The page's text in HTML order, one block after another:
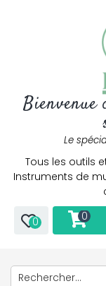
Bienvenue
Le
Tous les outils
Instruments de
0 0